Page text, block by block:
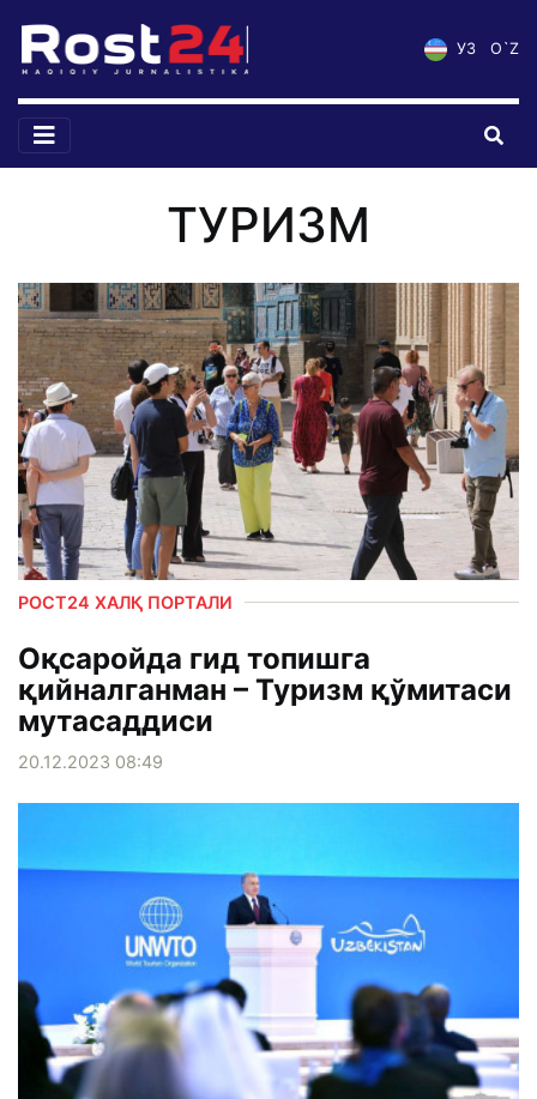
УЗ O`Z
ТУРИЗМ
РОСТ24 ХАЛҚ ПОРТАЛИ
Оқсаройда гид топишга
қийналганман – Туризм қўмитаси
мутасаддиси
20.12.2023 08:49